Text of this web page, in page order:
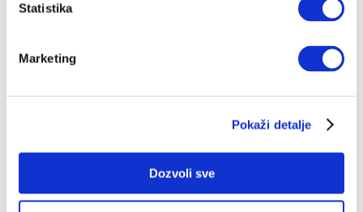
Statistika
Marketing
Pokaži detalje
Dozvoli sve
Zaboravljena lozinka?